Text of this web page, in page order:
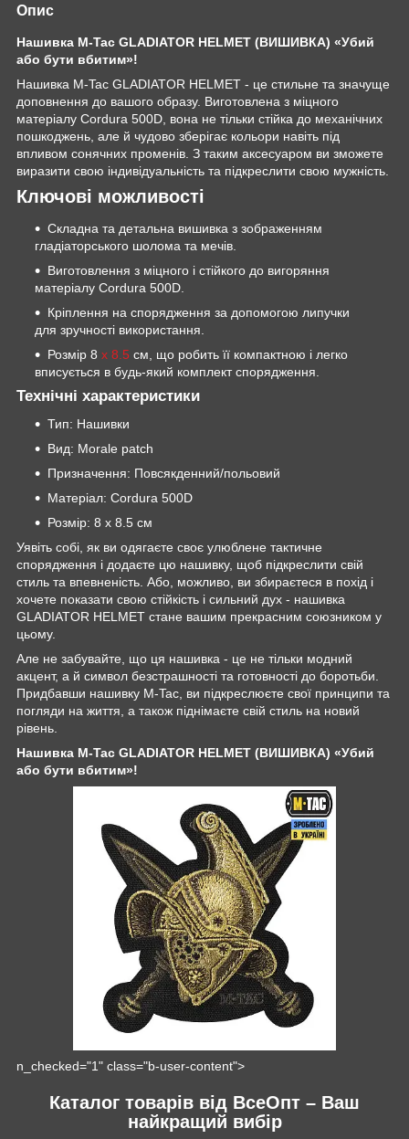
Опис
Нашивка M-Tac GLADIATOR HELMET (ВИШИВКА) «Убий
або бути вбитим»!
Нашивка M-Tac GLADIATOR HELMET - це стильне та значуще
доповнення до вашого образу. Виготовлена з міцного
матеріалу Cordura 500D, вона не тільки стійка до механічних
пошкоджень, але й чудово зберігає кольори навіть під
впливом сонячних променів. З таким аксесуаром ви зможете
виразити свою індивідуальність та підкреслити свою мужність.
Ключові можливості
Складна та детальна вишивка з зображенням
гладіаторського шолома та мечів.
Виготовлення з міцного і стійкого до вигоряння
матеріалу Cordura 500D.
Кріплення на спорядження за допомогою липучки
для зручності використання.
Розмір 8 х 8.5 см, що робить її компактною і легко
вписується в будь-який комплект спорядження.
Технічні характеристики
Тип: Нашивки
Вид: Morale patch
Призначення: Повсякденний/польовий
Матеріал: Cordura 500D
Розмір: 8 х 8.5 см
Уявіть собі, як ви одягаєте своє улюблене тактичне
спорядження і додаєте цю нашивку, щоб підкреслити свій
стиль та впевненість. Або, можливо, ви збираєтеся в похід і
хочете показати свою стійкість і сильний дух - нашивка
GLADIATOR HELMET стане вашим прекрасним союзником у
цьому.
Але не забувайте, що ця нашивка - це не тільки модний
акцент, а й символ безстрашності та готовності до боротьби.
Придбавши нашивку M-Tac, ви підкреслюєте свої принципи та
погляди на життя, а також піднімаєте свій стиль на новий
рівень.
Нашивка M-Tac GLADIATOR HELMET (ВИШИВКА) «Убий
або бути вбитим»!
n_checked="1" class="b-user-content">
Каталог товарів від ВсеОпт – Ваш
найкращий вибір